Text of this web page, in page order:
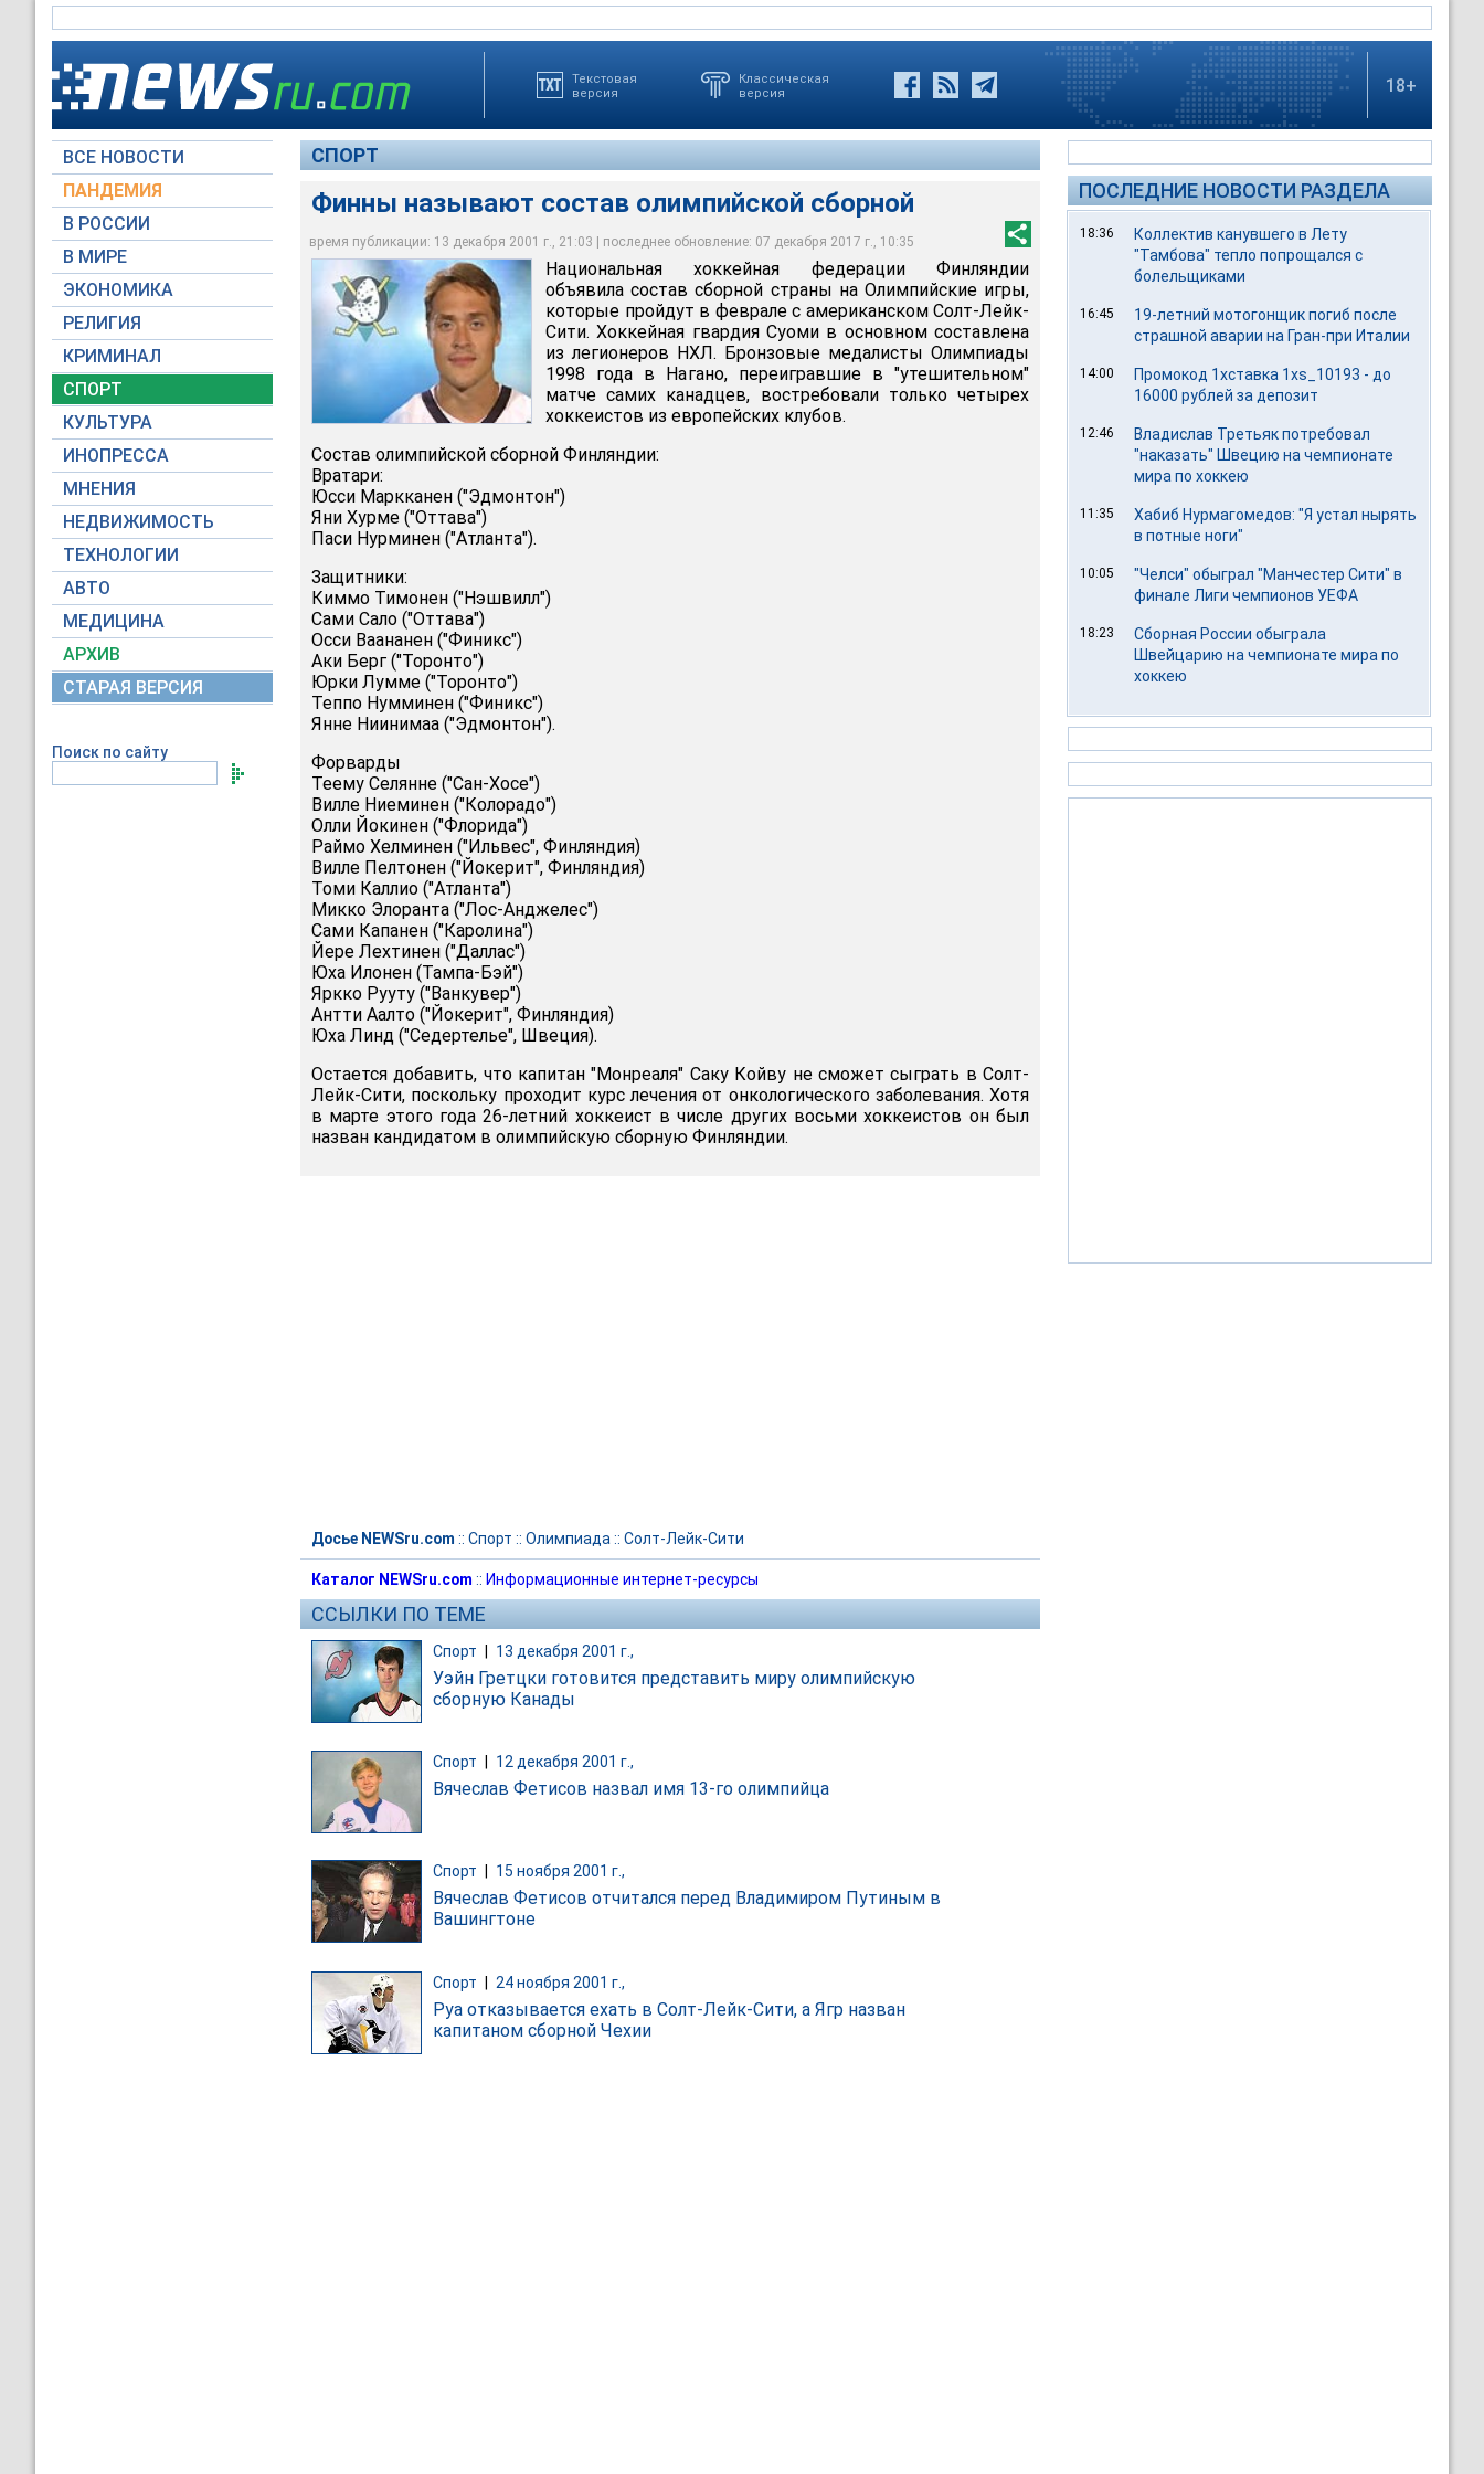
Текстовая
версия
Классическая
версия
18+
ВСЕ НОВОСТИ
ПАНДЕМИЯ
В РОССИИ
В МИРЕ
ЭКОНОМИКА
РЕЛИГИЯ
КРИМИНАЛ
СПОРТ
КУЛЬТУРА
ИНОПРЕССА
МНЕНИЯ
НЕДВИЖИМОСТЬ
ТЕХНОЛОГИИ
АВТО
МЕДИЦИНА
АРХИВ
СТАРАЯ ВЕРСИЯ
Поиск по сайту
СПОРТ
Финны называют состав олимпийской сборной
время публикации: 13 декабря 2001 г., 21:03 | последнее обновление: 07 декабря 2017 г., 10:35
Теему Селянне ("Сан-Хосе")
Архив NTVRU.com
Национальная хоккейная федерации Финляндии
объявила состав сборной страны на Олимпийские игры,
которые пройдут в феврале с американском Солт-Лейк-
Сити. Хоккейная гвардия Суоми в основном составлена
из легионеров НХЛ. Бронзовые медалисты Олимпиады
1998 года в Нагано, переигравшие в "утешительном"
матче самих канадцев, востребовали только четырех
хоккеистов из европейских клубов.
Состав олимпийской сборной Финляндии:
Вратари:
Юсси Маркканен ("Эдмонтон")
Яни Хурме ("Оттава")
Паси Нурминен ("Атланта").
Защитники:
Киммо Тимонен ("Нэшвилл")
Сами Сало ("Оттава")
Осси Ваананен ("Финикс")
Аки Берг ("Торонто")
Юрки Лумме ("Торонто")
Теппо Нумминен ("Финикс")
Янне Ниинимаа ("Эдмонтон").
Форварды
Теему Селянне ("Сан-Хосе")
Вилле Ниеминен ("Колорадо")
Олли Йокинен ("Флорида")
Раймо Хелминен ("Ильвес", Финляндия)
Вилле Пелтонен ("Йокерит", Финляндия)
Томи Каллио ("Атланта")
Микко Элоранта ("Лос-Анджелес")
Сами Капанен ("Каролина")
Йере Лехтинен ("Даллас")
Юха Илонен (Тампа-Бэй")
Яркко Рууту ("Ванкувер")
Антти Аалто ("Йокерит", Финляндия)
Юха Линд ("Седертелье", Швеция).
Остается добавить, что капитан "Монреаля" Саку Койву не сможет сыграть в Солт-
Лейк-Сити, поскольку проходит курс лечения от онкологического заболевания. Хотя
в марте этого года 26-летний хоккеист в числе других восьми хоккеистов он был
назван кандидатом в олимпийскую сборную Финляндии.
Досье NEWSru.com :: Спорт :: Олимпиада :: Солт-Лейк-Сити
Каталог NEWSru.com :: Информационные интернет-ресурсы
ССЫЛКИ ПО ТЕМЕ
Спорт 13 декабря 2001 г.,
Уэйн Гретцки готовится представить миру олимпийскую
сборную Канады
Спорт 12 декабря 2001 г.,
Вячеслав Фетисов назвал имя 13-го олимпийца
Спорт 15 ноября 2001 г.,
Вячеслав Фетисов отчитался перед Владимиром Путиным в
Вашингтоне
Спорт | 24 ноября 2001 г.,
Руа отказывается ехать в Солт-Лейк-Сити, а Ягр назван
капитаном сборной Чехии
ПОСЛЕДНИЕ НОВОСТИ РАЗДЕЛА
18:36
Коллектив канувшего в Лету
"Тамбова" тепло попрощался с
болельщиками
16:45
19-летний мотогонщик погиб после
страшной аварии на Гран-при Италии
14:00
Промокод 1хставка 1xs_10193 - до
16000 рублей за депозит
12:46
Владислав Третьяк потребовал
"наказать" Швецию на чемпионате
мира по хоккею
11:35
Хабиб Нурмагомедов: "Я устал нырять
в потные ноги"
10:05
"Челси" обыграл "Манчестер Сити" в
финале Лиги чемпионов УЕФА
18:23
Сборная России обыграла
Швейцарию на чемпионате мира по
хоккею